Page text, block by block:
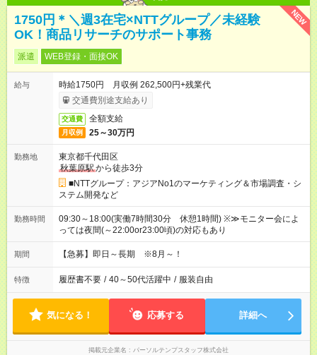
NEW
1750円＊＼週3在宅×NTTグループ／未経験
OK！商品リサーチのサポート事務
派遣 WEB登録・面接OK
給与
時給1750円 月収例 262,500円+残業代
交通費別途支給あり
交通費 全額支給
月収例 25～30万円
勤務地
東京都千代田区
秋葉原駅から徒歩3分
■NTTグループ：アジアNo1のマーケティング＆市場調査・シ
ステム開発など
勤務時間
09:30～18:00(実働7時間30分 休憩1時間) ※≫モニター会によ
っては夜間(～22:00or23:00頃)の対応もあり
期間 【急募】即日～長期 ※8月～！
特徴 履歴書不要 / 40～50代活躍中 / 服装自由
気になる！ 応募する 詳細へ
掲載元企業名 パーソルテンプスタッフ株式会社